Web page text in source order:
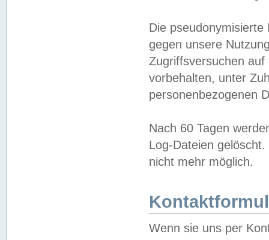
Die
gegen unsere
Zugriffsversuchen
vorbehalten, unter
personenbezogenen
Nach 60 Tagen
Log-Dateien
nicht mehr möglich.
Wenn sie uns per